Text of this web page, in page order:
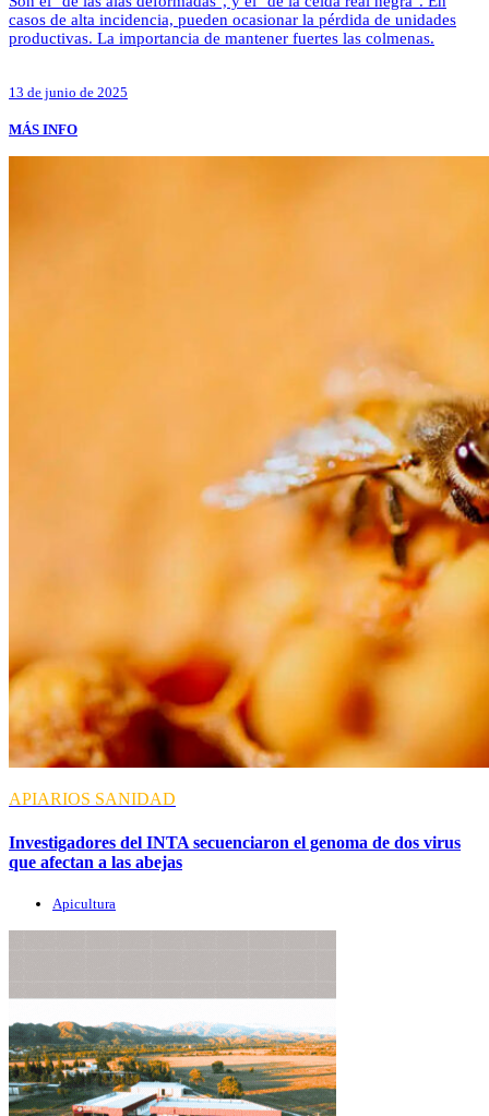
casos de alta incidencia, pueden ocasionar la pérdida de unidades
productivas. La importancia de mantener fuertes las colmenas.
13 de junio de 2025
MÁS INFO
APIARIOS SANIDAD
Investigadores del INTA secuenciaron el genoma de dos virus
que afectan a las abejas
Apicultura